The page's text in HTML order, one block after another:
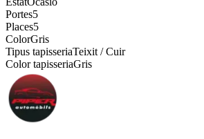
Portes5
Places5
ColorGris
Tipus tapisseriaTeixit / Cuir
Color tapisseriaGris